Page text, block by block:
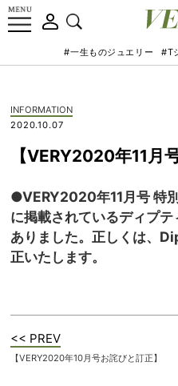
#一生ものジュエリー #T
INFORMATION
2020.10.07
【VERY2020年11月
●VERY2020年11月号 特
に掲載されているディプ
ありました。正しくは、
正いたします。
<< PREV
【VERY2020年10月号お詫びと訂正】